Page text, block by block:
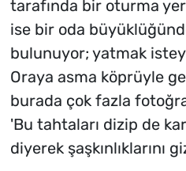
tarafında bir oturma
ise bir oda
bulunuyor; yatmak
Oraya asma köprüyle
burada çok fazla
'Bu tahtaları dizip de
diyerek şaşkınlıklarını